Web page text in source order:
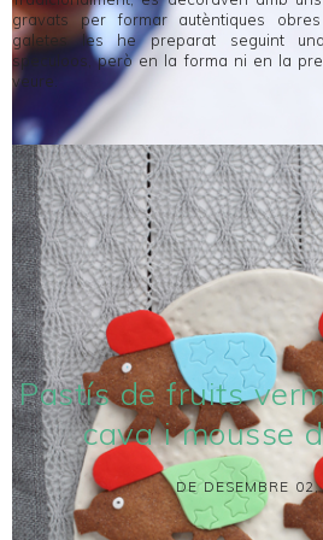
gravats per formar autèntiques
galetes les he preparat seguint
speculoos, però en la forma ni en la
veure.
Pastís de fruits
cava i mousse
DE DESEMBRE